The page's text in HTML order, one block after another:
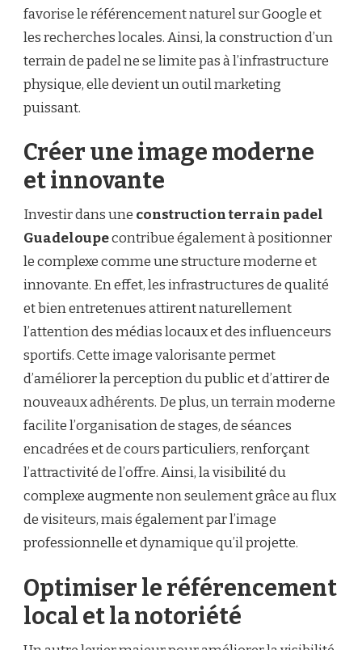
favorise le référencement naturel sur Google et
les recherches locales. Ainsi, la construction d’un
terrain de padel ne se limite pas à l’infrastructure
physique, elle devient un outil marketing
puissant.
Créer une image moderne
et innovante
Investir dans une construction terrain padel
Guadeloupecontribue également à positionner
le complexe comme une structure moderne et
innovante. En effet, les infrastructures de qualité
et bien entretenues attirent naturellement
l’attention des médias locaux et des influenceurs
sportifs. Cette image valorisante permet
d’améliorer la perception du public et d’attirer de
nouveaux adhérents. De plus, un terrain moderne
facilite l’organisation de stages, de séances
encadrées et de cours particuliers, renforçant
l’attractivité de l’offre. Ainsi, la visibilité du
complexe augmente non seulement grâce au flux
de visiteurs, mais également par l’image
professionnelle et dynamique qu’il projette.
Optimiser le référencement
local et la notoriété